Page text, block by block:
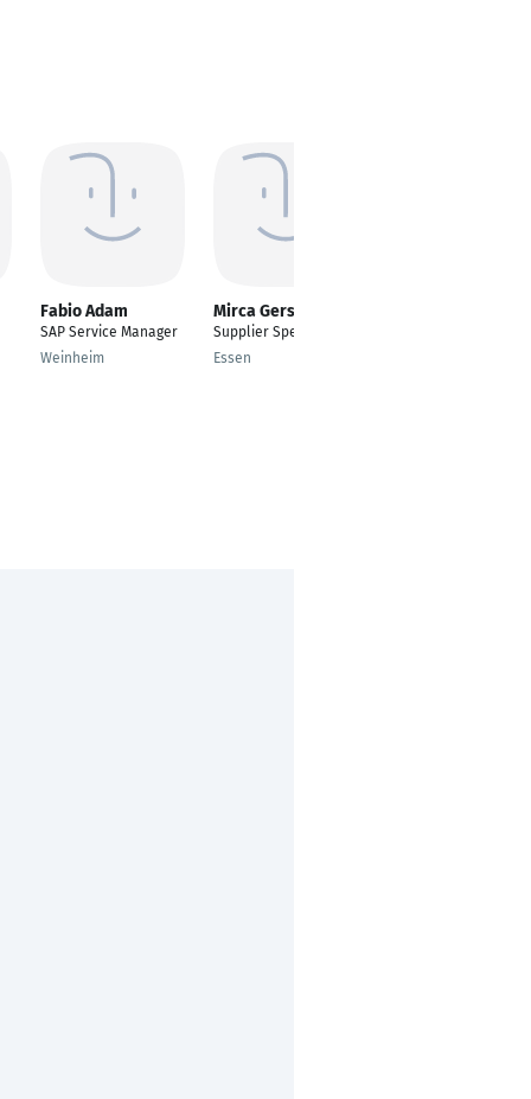
Fabio Adam
SAP Service Manager
Weinheim
Mirca Gerstmann
Supplier Specialist
Essen